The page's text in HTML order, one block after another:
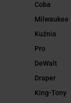
Coba
Milwaukee
Kuźnia
Pro
DeWalt
Draper
King-Tony